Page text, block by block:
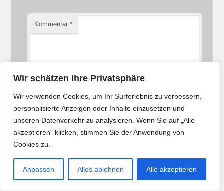
Wir schätzen Ihre Privatsphäre
Wir verwenden Cookies, um Ihr Surferlebnis zu verbessern,
personalisierte Anzeigen oder Inhalte einzusetzen und
unseren Datenverkehr zu analysieren. Wenn Sie auf „Alle
akzeptieren" klicken, stimmen Sie der Anwendung von
Cookies zu.
Anpassen Alles ablehnen Alle akzeptieren
Kommentar*
*